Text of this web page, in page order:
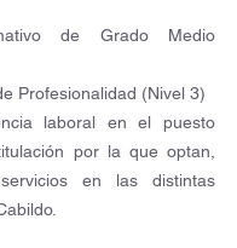
de Grado Medio
Profesionalidad (Nivel 3)
laboral en el puesto
por la que optan,
en las distintas